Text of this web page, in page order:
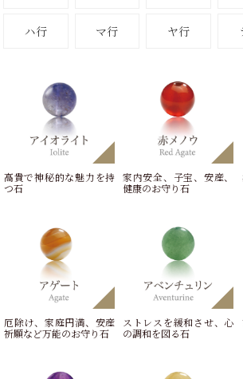
ハ行 マ行 ヤ行
高貴で神秘的な魅力を持
つ石
家内安全、子宝、安産、
健康のお守り石
厄除け、家庭円満、安産
祈願など万能のお守り石
ストレスを緩和させ、心
の調和を図る石